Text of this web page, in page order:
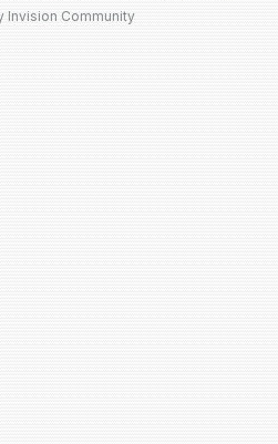
Invision Community